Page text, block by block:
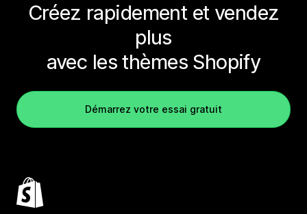
Créez rapidement et vendez
plus
avec les thèmes Shopify
Démarrez votre essai gratuit